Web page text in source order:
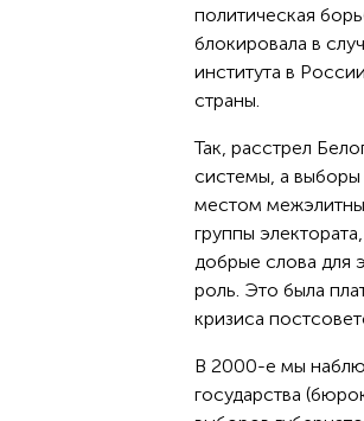
политическая
блокировала в
института в
страны.
Так, расстрел
системы, а
местом
группы
добрые слова для
роль. Это была
кризиса
В 2000-е мы
государства